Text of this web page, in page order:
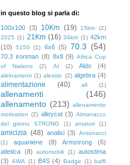
in questo blog si parla di:
100x100 (3) 10Km (19) 15km
(2)
2025 (1) 21Km (16) 34km (1) 42km
(10)
5150 (1) 6x6 (5) 70.3 (54)
70.3 ironman (8) 8x8 (9) Africa Cup
of Nations
(2) AI (2) Aldo (4)
alelnamenti (1) alessio (2) algebra (4)
alimentazione (40) all (1)
allenamenti
(146)
allenamento (213) allenamento
motivation (2) alleycat (3) Almanacco
del giorno STRONG
(1) amatori (1)
amicizia (48) analisi (3)
Antonacci
(1)
aquaniene (8) Armstrong
(6)
atletica (8) automobili (1) autostima
(3) AWA (1) B4S (4) Badge (1) baffi